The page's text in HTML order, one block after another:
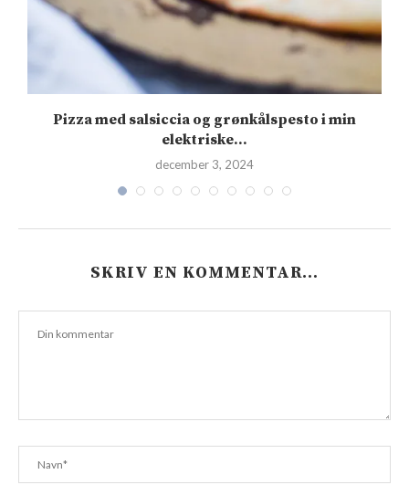
Pizza med salsiccia og grønkålspesto i min
elektriske...
december 3, 2024
SKRIV EN KOMMENTAR…